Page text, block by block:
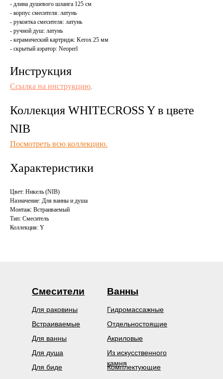
- длина душевого шланга 125 см
- корпус смесителя: латунь
- рукоятка смесителя: латунь
- ручной душ: латунь
- керамический картридж: Kerox 25 мм
- скрытый аэратор: Neoperl
Инструкция
Ссылка на инструкцию.
Коллекция WHITECROSS Y в цвете
NIB
Посмотреть всю коллекцию.
Характеристики
Цвет: Никель (NIB)
Назначение: Для ванны и душа
Монтаж: Встраиваемый
Тип: Смеситель
Коллекция: Y
Смесители
Встраиваемые
Для биде
Для ванны
Для душа
Для раковины
Ванны
Из искусственного
камня
Гидромассажные
Акриловые
Отдельностоящие
Комплектующие